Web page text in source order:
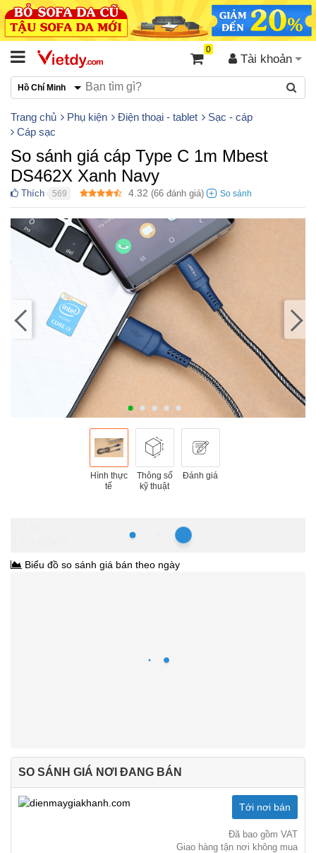
Tài khoản
0
Hồ Chí Minh
Trang chủ Phụ kiện Điện thoại - tablet
Sạc - cáp
Cáp sạc
So sánh giá cáp Type C 1m Mbest
DS462X Xanh Navy
Thích 569 4.32 (66 đánh giá)
Hình thực
tế
Thông số
kỹ thuật
Đánh giá
Biểu đồ so sánh giá bán theo ngày
SO SÁNH GIÁ NƠI ĐANG BÁN
Tới nơi bán
Đã bao gồm VAT
Giao hàng tận nơi không mua